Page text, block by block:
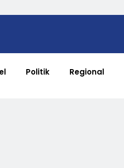
Politik Regional